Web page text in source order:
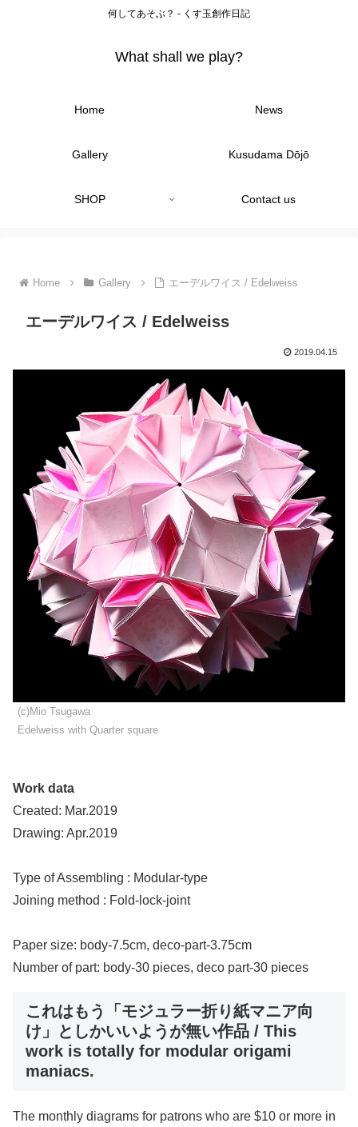
何してあそぶ？ - くす玉創作日記
What shall we play?
Home News
Gallery Kusudama Dōjō
SHOP Contact us
Home Gallery エーデルワイス / Edelweiss
エーデルワイス / Edelweiss
2019.04.15
(c)Mio Tsugawa
Edelweiss with Quarter square
Work data
Created: Mar.2019
Drawing: Apr.2019
Type of Assembling : Modular-type
Joining method : Fold-lock-joint
Paper size: body-7.5cm, deco-part-3.75cm
Number of part: body-30 pieces, deco part-30 pieces
これはもう「モジュラー折り紙マニア向
け」としかいいようが無い作品 / This
work is totally for modular origami
maniacs.
The monthly diagrams for patrons who are $10 or more in